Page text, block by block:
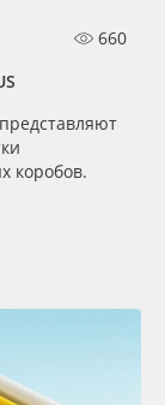
660
коробов.